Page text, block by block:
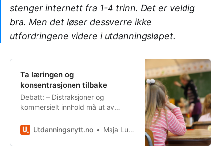
stenger internett fra 1-4 trinn. Det er veldig
bra. Men det løser dessverre ikke
utfordringene videre i utdanningsløpet.
Ta læringen og
konsentrasjonen tilbake
Debatt: – Distraksjoner og
kommersielt innhold må ut av
Utdanningsnytt.no
Maja Lunde